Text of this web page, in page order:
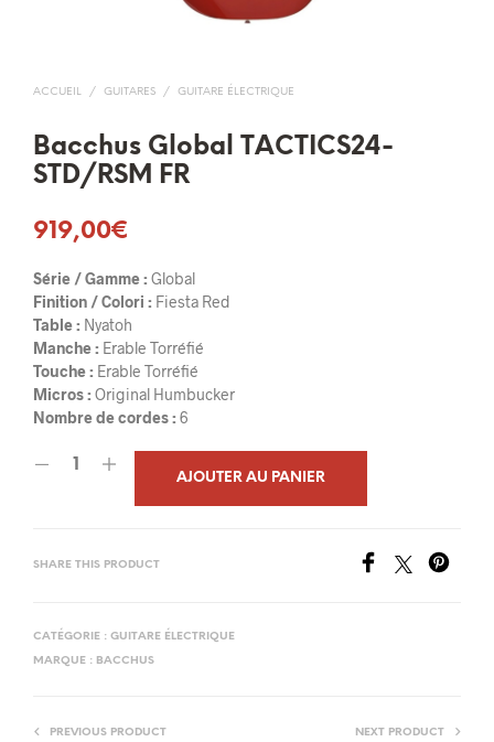
ACCUEIL / GUITARES / GUITARE ÉLECTRIQUE
Bacchus Global TACTICS24-
STD/RSM FR
919,00€
Série / Gamme : Global
Finition / Colori : Fiesta Red
Table : Nyatoh
Manche : Erable Torréfié
Touche : Erable Torréfié
Micros : Original Humbucker
Nombre de cordes : 6
AJOUTER AU PANIER
SHARE THIS PRODUCT
CATÉGORIE : GUITARE ÉLECTRIQUE
MARQUE : BACCHUS
PREVIOUS PRODUCT NEXT PRODUCT